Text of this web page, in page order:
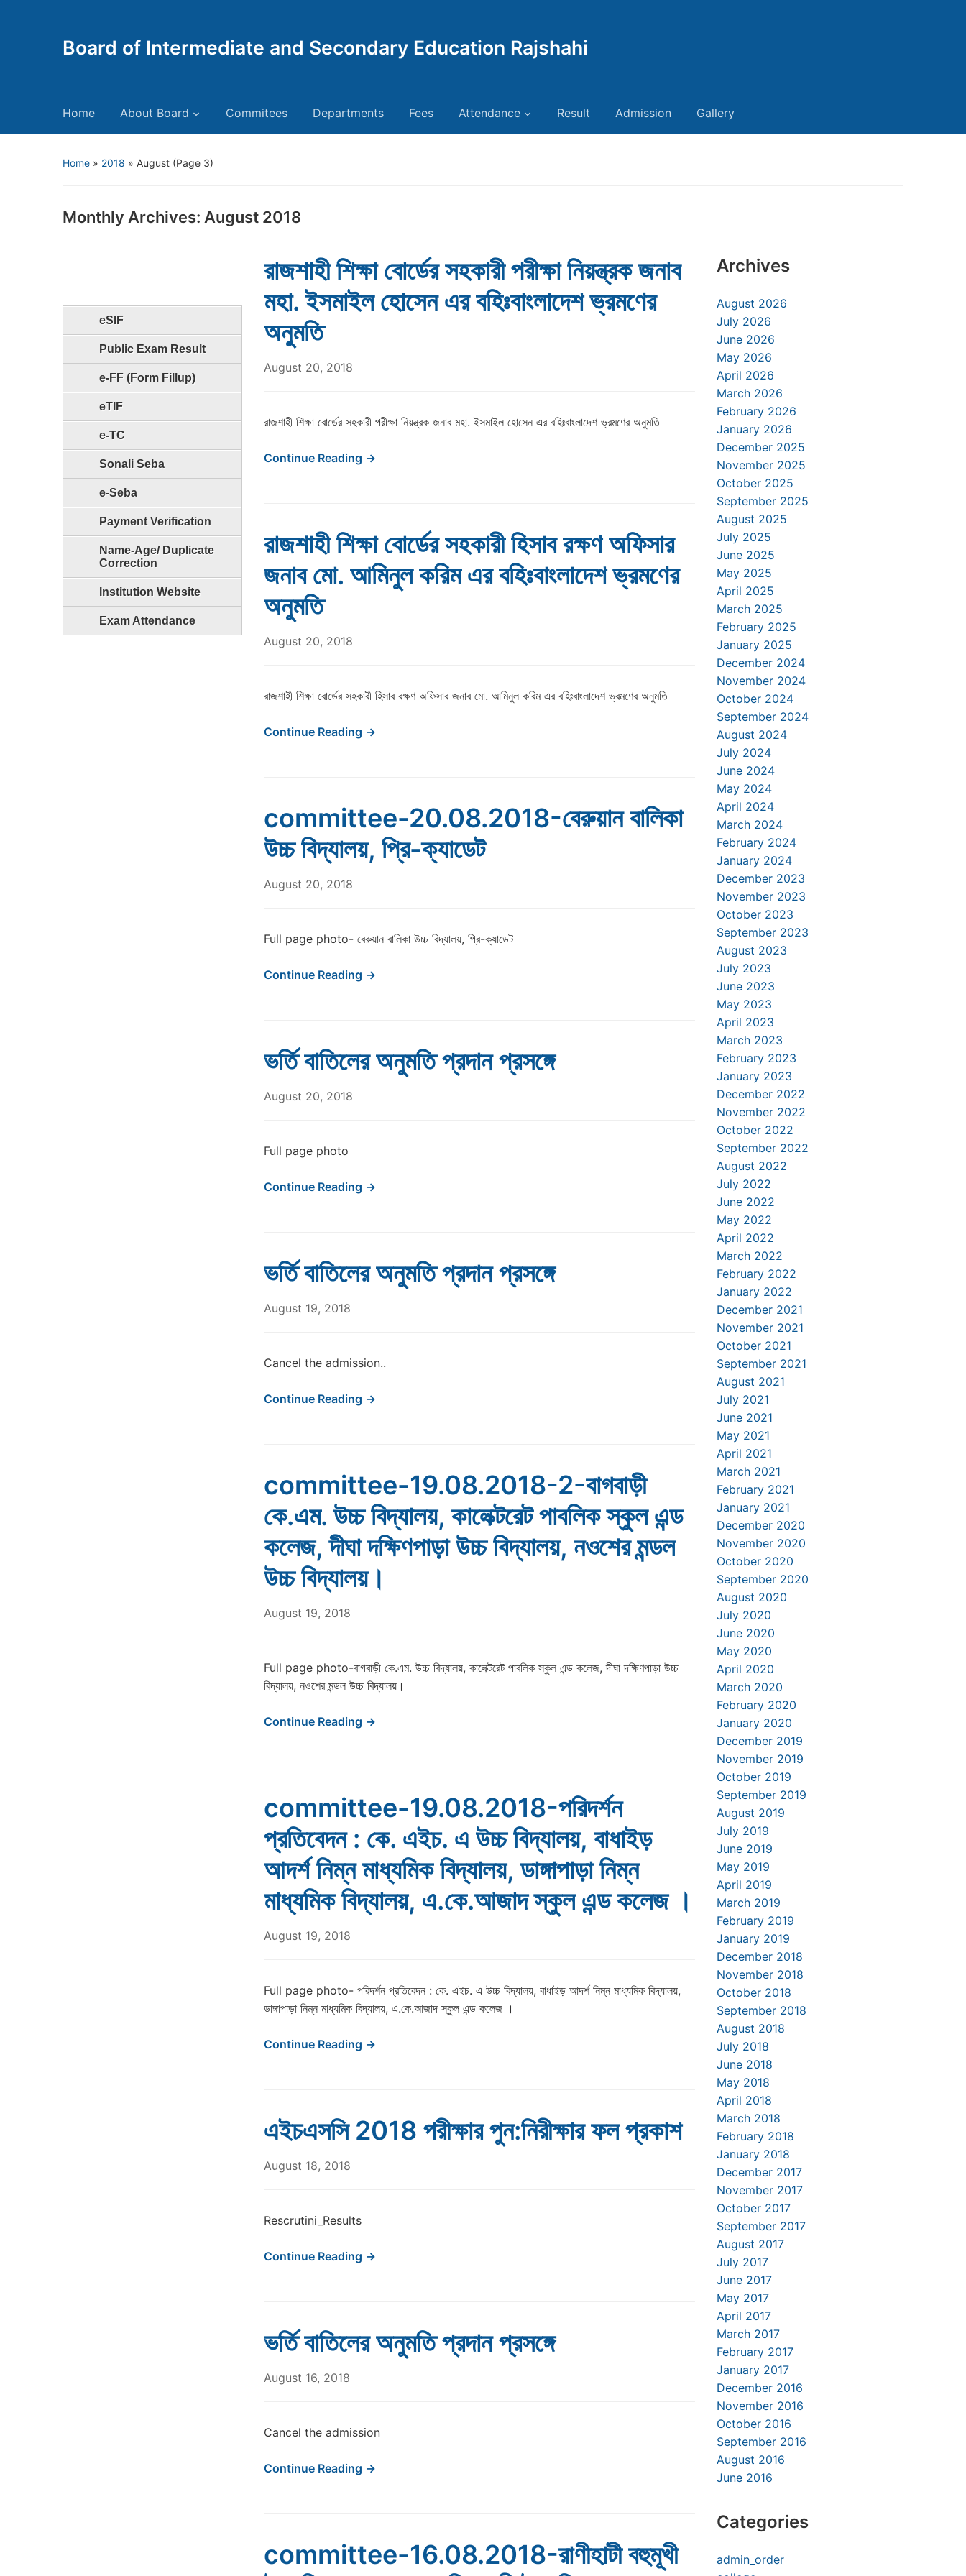
Board of Intermediate and Secondary Education Rajshahi
Home About Board Commitees Departments Fees Attendance Result Admission Gallery
Home » 2018 » August (Page 3)
Monthly Archives: August 2018
eSIF
Public Exam Result
e-FF (Form Fillup)
eTIF
e-TC
Sonali Seba
e-Seba
Payment Verification
Name-Age/ Duplicate
Correction
Institution Website
Exam Attendance
রাজশাহী শিক্ষা বোর্ডের সহকারী পরীক্ষা নিয়ন্ত্রক জনাব
মহা. ইসমাইল হোসেন এর বহিঃবাংলাদেশ ভ্রমণের
অনুমতি
August 20, 2018
রাজশাহী শিক্ষা বোর্ডের সহকারী পরীক্ষা নিয়ন্ত্রক জনাব মহা. ইসমাইল হোসেন এর বহিঃবাংলাদেশ ভ্রমণের অনুমতি
Continue Reading →
রাজশাহী শিক্ষা বোর্ডের সহকারী হিসাব রক্ষণ অফিসার
জনাব মো. আমিনুল করিম এর বহিঃবাংলাদেশ ভ্রমণের
অনুমতি
August 20, 2018
রাজশাহী শিক্ষা বোর্ডের সহকারী হিসাব রক্ষণ অফিসার জনাব মো. আমিনুল করিম এর বহিঃবাংলাদেশ ভ্রমণের অনুমতি
Continue Reading →
committee-20.08.2018-বেরুয়ান বালিকা
উচ্চ বিদ্যালয়, প্রি-ক্যাডেট
August 20, 2018
Full page photo- বেরুয়ান বালিকা উচ্চ বিদ্যালয়, প্রি-ক্যাডেট
Continue Reading →
ভর্তি বাতিলের অনুমতি প্রদান প্রসঙ্গে
August 20, 2018
Full page photo
Continue Reading →
ভর্তি বাতিলের অনুমতি প্রদান প্রসঙ্গে
August 19, 2018
Cancel the admission..
Continue Reading →
committee-19.08.2018-2-বাগবাড়ী
কে.এম. উচ্চ বিদ্যালয়, কালেক্টরেট পাবলিক স্কুল এন্ড
কলেজ, দীঘা দক্ষিণপাড়া উচ্চ বিদ্যালয়, নওশের মন্ডল
উচ্চ বিদ্যালয়।
August 19, 2018
Full page photo-বাগবাড়ী কে.এম. উচ্চ বিদ্যালয়, কালেক্টরেট পাবলিক স্কুল এন্ড কলেজ, দীঘা দক্ষিণপাড়া উচ্চ
বিদ্যালয়, নওশের মন্ডল উচ্চ বিদ্যালয়।
Continue Reading →
committee-19.08.2018-পরিদর্শন
প্রতিবেদন : কে. এইচ. এ উচ্চ বিদ্যালয়, বাধাইড়
আদর্শ নিম্ন মাধ্যমিক বিদ্যালয়, ডাঙ্গাপাড়া নিম্ন
মাধ্যমিক বিদ্যালয়, এ.কে.আজাদ স্কুল এন্ড কলেজ ।
August 19, 2018
Full page photo- পরিদর্শন প্রতিবেদন : কে. এইচ. এ উচ্চ বিদ্যালয়, বাধাইড় আদর্শ নিম্ন মাধ্যমিক বিদ্যালয়,
ডাঙ্গাপাড়া নিম্ন মাধ্যমিক বিদ্যালয়, এ.কে.আজাদ স্কুল এন্ড কলেজ ।
Continue Reading →
এইচএসসি 2018 পরীক্ষার পুন:নিরীক্ষার ফল প্রকাশ
August 18, 2018
Rescrutini_Results
Continue Reading →
ভর্তি বাতিলের অনুমতি প্রদান প্রসঙ্গে
August 16, 2018
Cancel the admission
Continue Reading →
committee-16.08.2018-রাণীহাটী বহুমূখী
Archives
August 2026
July 2026
June 2026
May 2026
April 2026
March 2026
February 2026
January 2026
December 2025
November 2025
October 2025
September 2025
August 2025
July 2025
June 2025
May 2025
April 2025
March 2025
February 2025
January 2025
December 2024
November 2024
October 2024
September 2024
August 2024
July 2024
June 2024
May 2024
April 2024
March 2024
February 2024
January 2024
December 2023
November 2023
October 2023
September 2023
August 2023
July 2023
June 2023
May 2023
April 2023
March 2023
February 2023
January 2023
December 2022
November 2022
October 2022
September 2022
August 2022
July 2022
June 2022
May 2022
April 2022
March 2022
February 2022
January 2022
December 2021
November 2021
October 2021
September 2021
August 2021
July 2021
June 2021
May 2021
April 2021
March 2021
February 2021
January 2021
December 2020
November 2020
October 2020
September 2020
August 2020
July 2020
June 2020
May 2020
April 2020
March 2020
February 2020
January 2020
December 2019
November 2019
October 2019
September 2019
August 2019
July 2019
June 2019
May 2019
April 2019
March 2019
February 2019
January 2019
December 2018
November 2018
October 2018
September 2018
August 2018
July 2018
June 2018
May 2018
April 2018
March 2018
February 2018
January 2018
December 2017
November 2017
October 2017
September 2017
August 2017
July 2017
June 2017
May 2017
April 2017
March 2017
February 2017
January 2017
December 2016
November 2016
October 2016
September 2016
August 2016
June 2016
Categories
admin_order